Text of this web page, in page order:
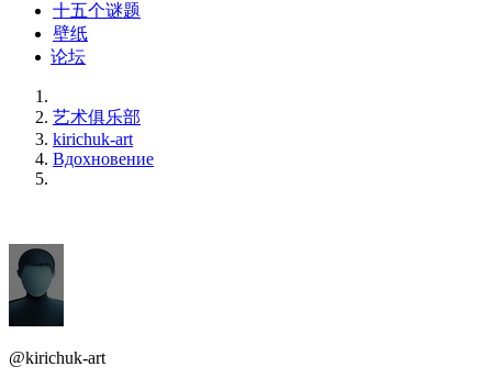
十五个谜题
壁纸
论坛
艺术俱乐部
kirichuk-art
Вдохновение
@kirichuk-art